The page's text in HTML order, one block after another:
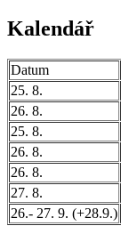
Kalendář
Datum
25. 8.
26. 8.
25. 8.
26. 8.
26. 8.
27. 8.
26.- 27. 9. (+28.9.)